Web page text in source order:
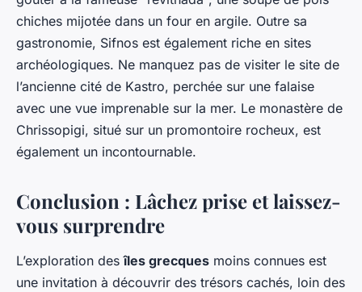
chiches mijotée dans un four en argile. Outre sa
gastronomie, Sifnos est également riche en sites
archéologiques. Ne manquez pas de visiter le site de
l’ancienne cité de Kastro, perchée sur une falaise
avec une vue imprenable sur la mer. Le monastère de
Chrissopigi, situé sur un promontoire rocheux, est
également un incontournable.
Conclusion : Lâchez prise et laissez-
vous surprendre
L’exploration desîles grecques moins connues est
une invitation à découvrir des trésors cachés, loin des